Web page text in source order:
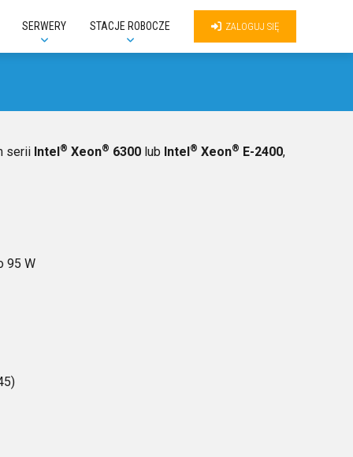
SERWERY STACJE ROBOCZE ZALOGUJ SIĘ
serii Intel® Xeon® 6300 lub Intel® Xeon® E-2400,
95 W